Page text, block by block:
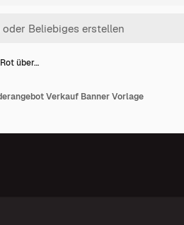
über…
Verkauf Banner Vorlage